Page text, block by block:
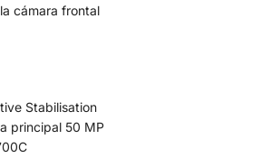
cámara frontal
Stabilisation
principal 50 MP